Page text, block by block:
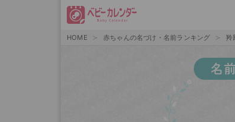
HOME 赤ちゃんの名づけ・名前ランキング 羚
名